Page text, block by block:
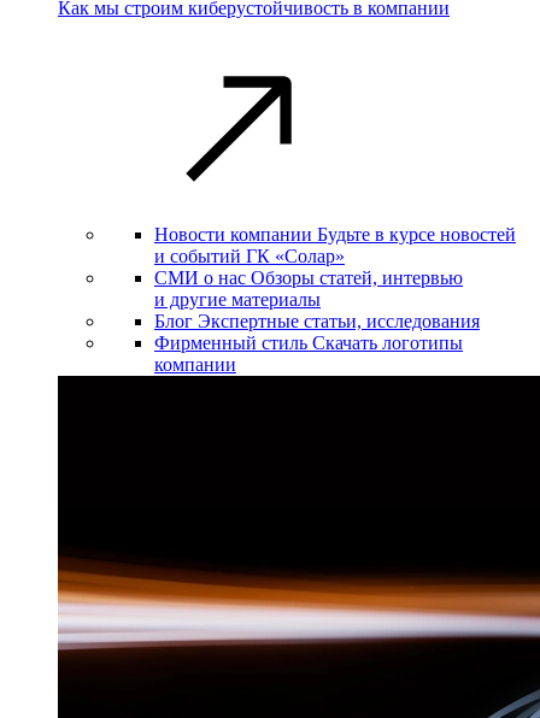
Как мы строим киберустойчивость в компании
Новости компании Будьте в курсе новостей
и событий ГК «Солар»
СМИ о нас Обзоры статей, интервью
и другие материалы
Блог Экспертные статьи, исследования
Фирменный стиль Скачать логотипы
компании